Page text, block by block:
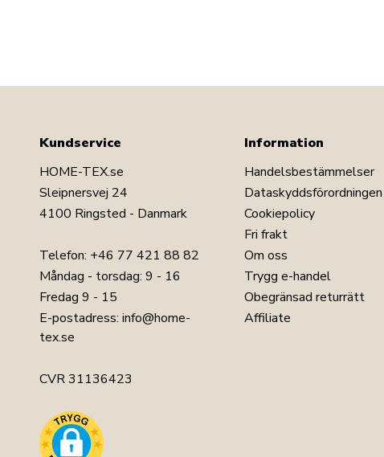
Kundservice
HOME-TEX.se
Sleipnersvej 24
4100 Ringsted - Danmark
Telefon: +46 77 421 88 82
Måndag - torsdag: 9 - 16
Fredag 9 - 15
E-postadress: info@home-
tex.se
CVR 31136423
Information
Handelsbestämmelser
Dataskyddsförordningen
Cookiepolicy
Fri frakt
Om oss
Trygg e-handel
Obegränsad returrätt
Affiliate